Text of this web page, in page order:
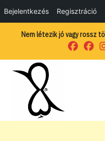
Bejelentkezés Regisztráció
Nem létezik jó vagy rossz